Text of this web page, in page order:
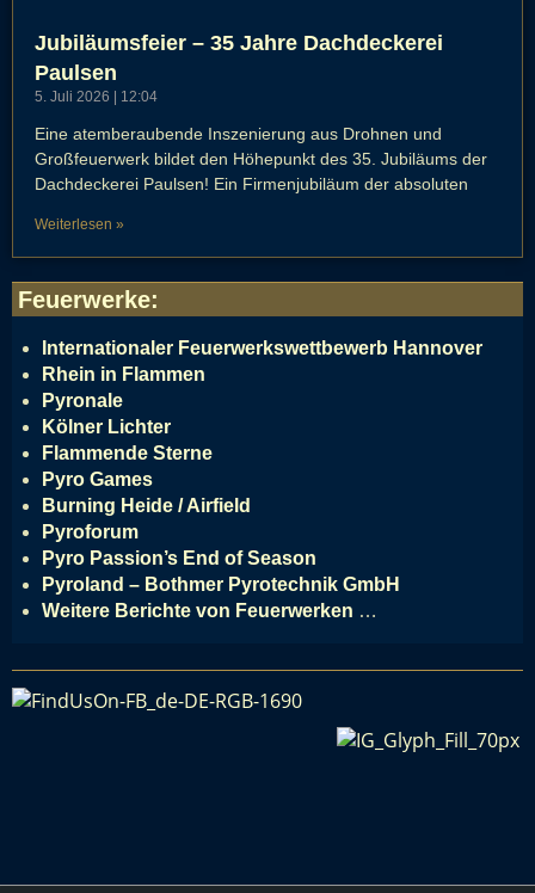
Jubiläumsfeier – 35 Jahre Dachdeckerei
Paulsen
5. Juli 2026 12:04
Eine atemberaubende Inszenierung aus Drohnen und
Großfeuerwerk bildet den Höhepunkt des 35. Jubiläums der
Dachdeckerei Paulsen! Ein Firmenjubiläum der absoluten
Weiterlesen »
Feuerwerke:
Internationaler Feuerwerkswettbewerb Hannover
Rhein in Flammen
Pyronale
Kölner Lichter
Flammende Sterne
Pyro Games
Burning Heide / Airfield
Pyroforum
Pyro Passion’s End of Season
Pyroland – Bothmer Pyrotechnik GmbH
Weitere Berichte von Feuerwerken …